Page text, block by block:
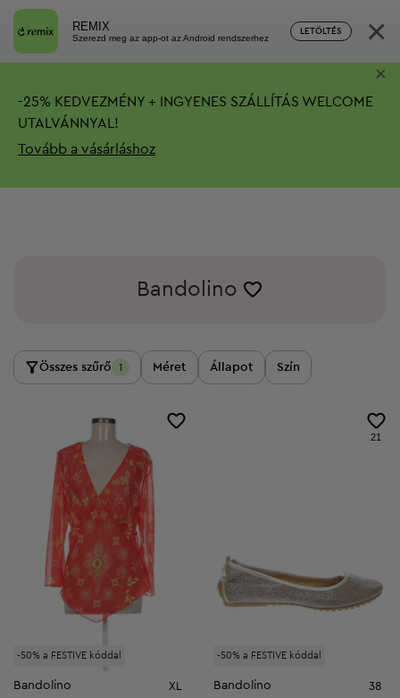
REMIX
Szerezd meg az app-ot az Android rendszerhez
LETÖLTÉS ×
-25% KEDVEZMÉNY + INGYENES SZÁLLÍTÁS WELCOME
UTALVÁNNYAL!
Tovább a vásárláshoz
×
Bandolino
Összes szűrő 1 Méret Állapot Szín
-50% a FESTIVE kóddal
Bandolino XL
-50% a FESTIVE kóddal
21
Bandolino 38